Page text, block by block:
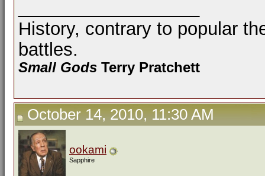
History, contrary to popular
battles.
Small Gods Terry Pratchett
October 14, 2010, 11:30 AM
ookami
Sapphire